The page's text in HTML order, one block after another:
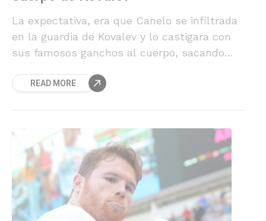
La expectativa, era que Canelo se infiltrada
en la guardia de Kovalev y lo castigara con
sus famosos ganchos al cuerpo, sacando
mexicano
READ MORE